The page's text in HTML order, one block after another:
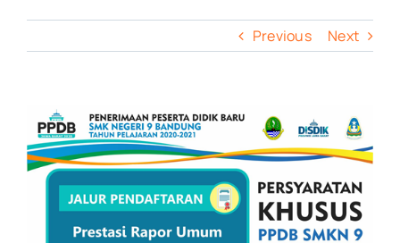
Previous Next
View
Larger
Image